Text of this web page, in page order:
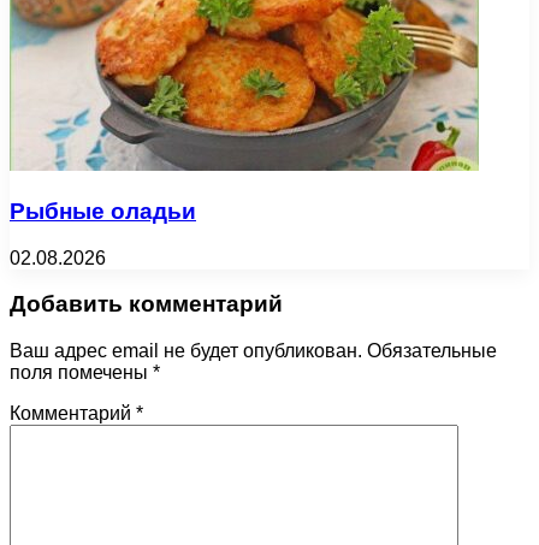
Рыбные оладьи
02.08.2026
Добавить комментарий
Ваш адрес email не будет опубликован. Обязательные
поля помечены *
Комментарий *